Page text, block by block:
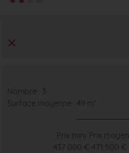
Nombre : 3
Surface moyenne : 49 m²
Prix mini
437 000 €
Prix moyen
471 500 €